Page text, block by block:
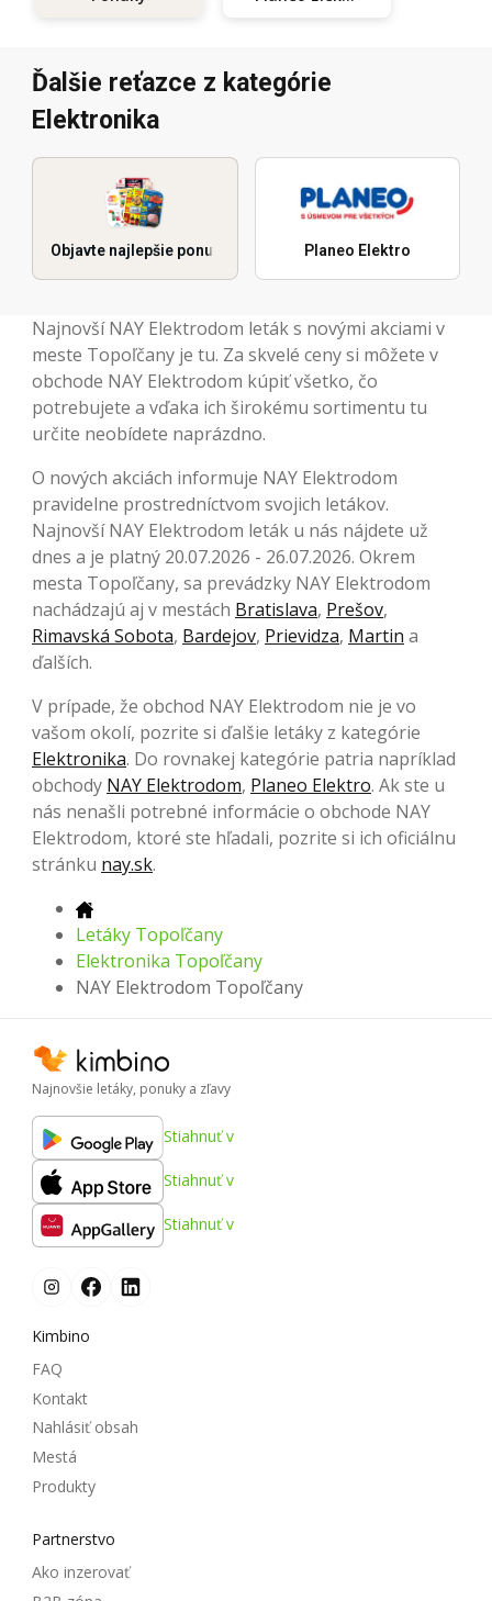
Ďalšie reťazce z kategórie
Elektronika
Objavte najlepšie ponuky Planeo Elektro
Najnovší NAY Elektrodom leták s novými akciami v
meste Topoľčany je tu. Za skvelé ceny si môžete v
obchode NAY Elektrodom kúpiť všetko, čo
potrebujete a vďaka ich širokému sortimentu tu
určite neobídete naprázdno.
O nových akciách informuje NAY Elektrodom
pravidelne prostredníctvom svojich letákov.
Najnovší NAY Elektrodom leták u nás nájdete už
dnes a je platný 20.07.2026 - 26.07.2026. Okrem
mesta Topoľčany, sa prevádzky NAY Elektrodom
nachádzajú aj v mestách Bratislava, Prešov,
Rimavská Sobota, Bardejov, Prievidza, Martin a
ďalších.
V prípade, že obchod NAY Elektrodom nie je vo
vašom okolí, pozrite si ďalšie letáky z kategórie
Elektronika. Do rovnakej kategórie patria napríklad
obchody NAY Elektrodom, Planeo Elektro. Ak ste u
nás nenašli potrebné informácie o obchode NAY
Elektrodom, ktoré ste hľadali, pozrite si ich oficiálnu
stránku nay.sk.
Letáky Topoľčany
Elektronika Topoľčany
NAY Elektrodom Topoľčany
Najnovšie letáky, ponuky a zľavy
Stiahnuť v
Stiahnuť v
Stiahnuť v
Kimbino
FAQ
Kontakt
Nahlásiť obsah
Mestá
Produkty
Partnerstvo
Ako inzerovať